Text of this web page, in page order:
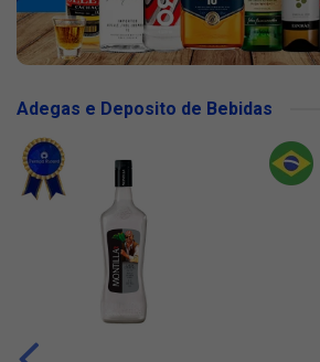
Adegas e Deposito de Bebidas